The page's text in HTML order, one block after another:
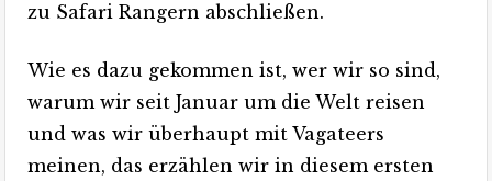
zu Safari Rangern abschließen.
Wie es dazu gekommen ist, wer wir so sind,
warum wir seit Januar um die Welt reisen
und was wir überhaupt mit Vagateers
meinen, das erzählen wir in diesem ersten